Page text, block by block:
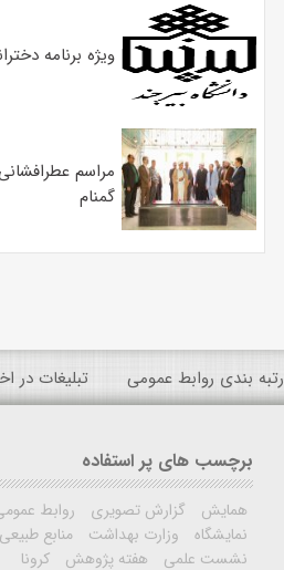
ویژه برنامه
مراسم
گمنام
رتبه بندی روابط عمومی تبلیغات در
برچسب های پر استفاده
همایش گزارش تصویری روابط
نمایشگاه
وزارت بهداشت منابع طبیعی
نشست علمی
هفته پژوهش کرونا